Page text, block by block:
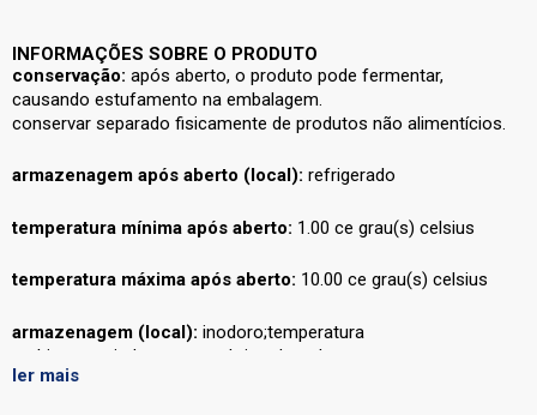
INFORMAÇÕES SOBRE O PRODUTO
conservação: após aberto, o produto pode fermentar,
causando estufamento na embalagem.
conservar separado fisicamente de produtos não alimentícios.
armazenagem após aberto (local): refrigerado
temperatura mínima após aberto: 1.00 ce grau(s) celsius
temperatura máxima após aberto: 10.00 ce grau(s) celsius
armazenagem (local): inodoro;temperatura
ambiente;arejado;seco;ao abrigo do sol
ler mais